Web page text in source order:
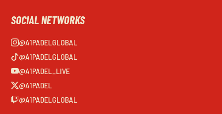
SOCIAL NETWORKS
@A1PADELGLOBAL
@A1PADELGLOBAL
@A1PADEL_LIVE
@A1PADEL
@A1PADELGLOBAL